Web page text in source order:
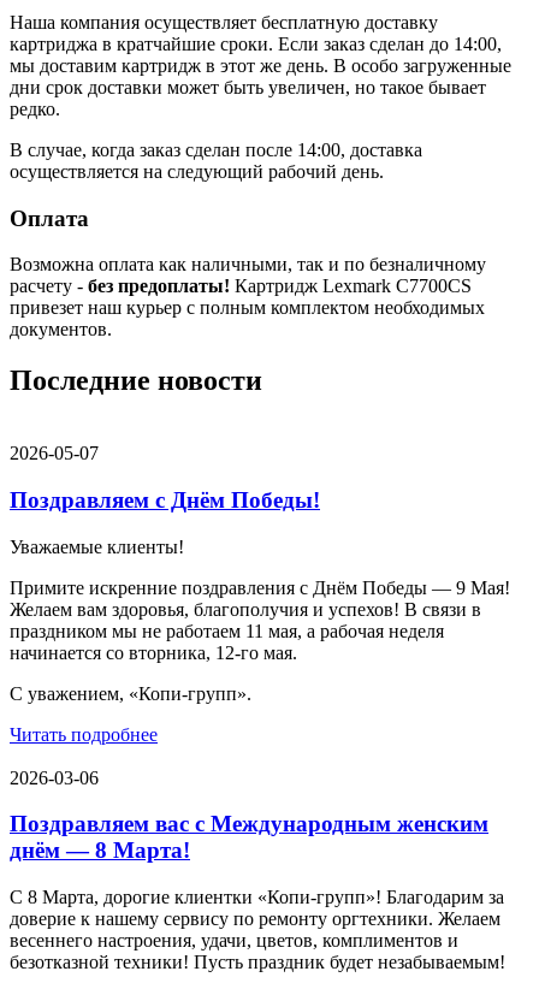
Наша компания осуществляет бесплатную доставку
картриджа в кратчайшие сроки. Если заказ сделан до 14:00,
мы доставим картридж в этот же день. В особо загруженные
дни срок доставки может быть увеличен, но такое бывает
редко.
В случае, когда заказ сделан после 14:00, доставка
осуществляется на следующий рабочий день.
Оплата
Возможна оплата как наличными, так и по безналичному
расчету - без предоплаты! Картридж Lexmark C7700CS
привезет наш курьер с полным комплектом необходимых
документов.
Последние новости
2026-05-07
Поздравляем с Днём Победы!
Уважаемые клиенты!
Примите искренние поздравления с Днём Победы — 9 Мая!
Желаем вам здоровья, благополучия и успехов! В связи в
праздником мы не работаем 11 мая, а рабочая неделя
начинается со вторника, 12-го мая.
С уважением, «Копи-групп».
Читать подробнее
2026-03-06
Поздравляем вас с Международным женским
днём — 8 Марта!
С 8 Марта, дорогие клиентки «Копи‑групп»! Благодарим за
доверие к нашему сервису по ремонту оргтехники. Желаем
весеннего настроения, удачи, цветов, комплиментов и
безотказной техники! Пусть праздник будет незабываемым!